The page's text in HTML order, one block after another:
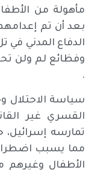
مأهولة من
بعد أن تم
الدفاع المدني في
وفظائع لم ولن
.
سياسة الاحتلال
القسري غير
تمارسه
مما يسبب
الأطفال وغيرهم